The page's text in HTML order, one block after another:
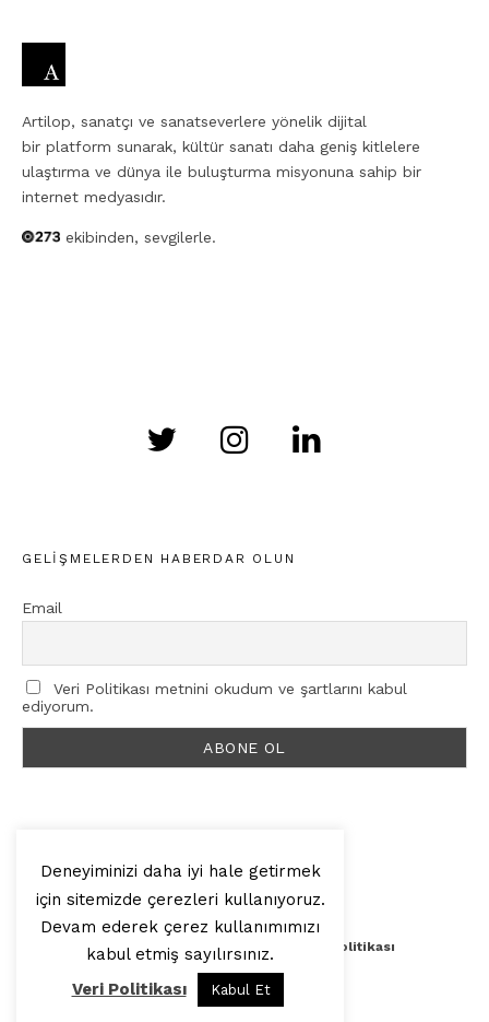
Artilop, sanatçı ve sanatseverlere yönelik dijital
bir platform sunarak, kültür sanatı daha geniş kitlelere
ulaştırma ve dünya ile buluşturma misyonuna sahip bir
internet medyasıdır.
ekibinden, sevgilerle.
GELIŞMELERDEN HABERDAR OLUN
Email
Veri Politikası metnini okudum ve şartlarını kabul
ediyorum.
© 2025, Artilop
Künye Yazar Başvurusu Veri Politikası
Yukarı Çık
Deneyiminizi daha iyi hale getirmek
için sitemizde çerezleri kullanıyoruz.
Devam ederek çerez kullanımımızı
kabul etmiş sayılırsınız.
Veri Politikası
Kabul Et